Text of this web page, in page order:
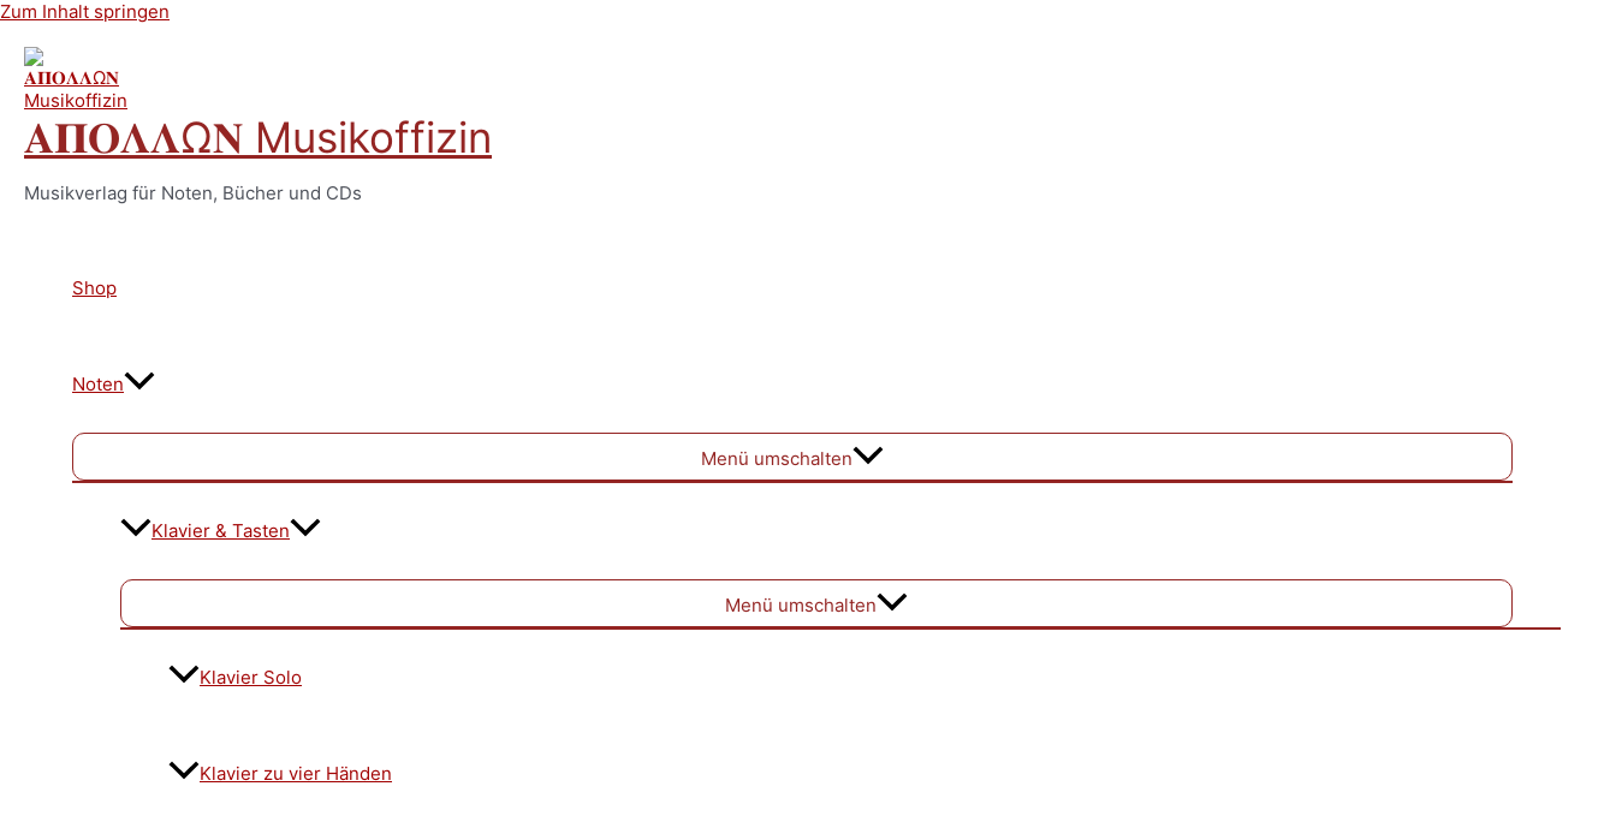
Zum Inhalt springen
𝚨𝚷𝚶𝚲𝚲Ω𝚴 Musikoffizin
Musikverlag für Noten, Bücher und CDs
Shop
Noten
Menü umschalten
Klavier & Tasten
Menü umschalten
Klavier Solo
Klavier zu vier Händen